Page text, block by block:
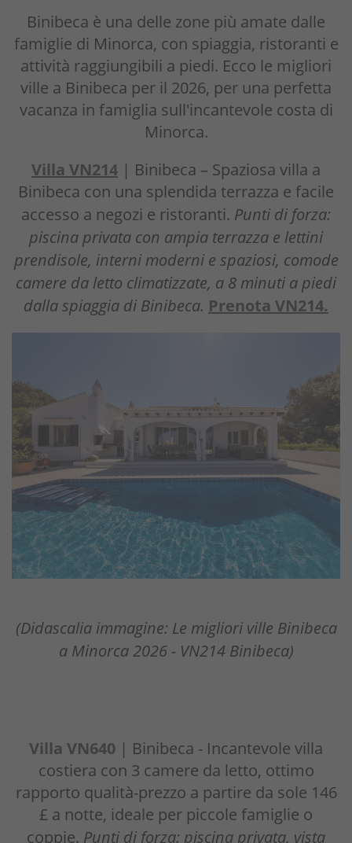
Binibeca è una delle zone più amate dalle
famiglie di Minorca, con spiaggia, ristoranti e
attività raggiungibili a piedi. Ecco le migliori
ville a Binibeca per il 2026, per una perfetta
vacanza in famiglia sull'incantevole costa di
Minorca.
Villa VN214 | Binibeca – Spaziosa villa a
Binibeca con una splendida terrazza e facile
accesso a negozi e ristoranti. Punti di forza:
piscina privata con ampia terrazza e lettini
prendisole, interni moderni e spaziosi, comode
camere da letto climatizzate, a 8 minuti a piedi
dalla spiaggia di Binibeca. Prenota VN214.
(Didascalia immagine: Le migliori ville Binibeca
a Minorca 2026 - VN214 Binibeca)
Villa VN640 | Binibeca - Incantevole villa
costiera con 3 camere da letto, ottimo
rapporto qualità-prezzo a partire da sole 146
£ a notte, ideale per piccole famiglie o
coppie. Punti di forza: piscina privata, vista